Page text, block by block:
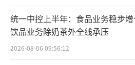
年保费收入未能覆盖支出
投资承压利差损风险犹存
统一中控上半年：食品业务稳步增
饮品业务除奶茶外全线承压
2026-08-06 09:56:12